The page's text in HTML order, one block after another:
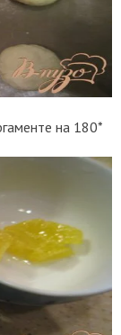
на 180*